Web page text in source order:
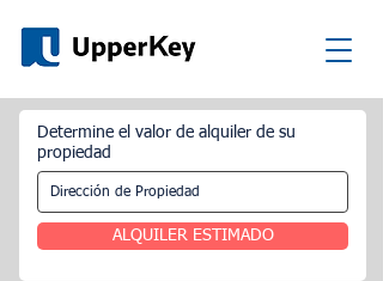
Determine el valor de alquiler de su
propiedad
ALQUILER ESTIMADO